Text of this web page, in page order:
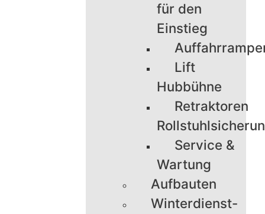
für den
Einstieg
Lift
Hubbühne
Retraktoren
Service &
Wartung
Aufbauten
Winterdienst-